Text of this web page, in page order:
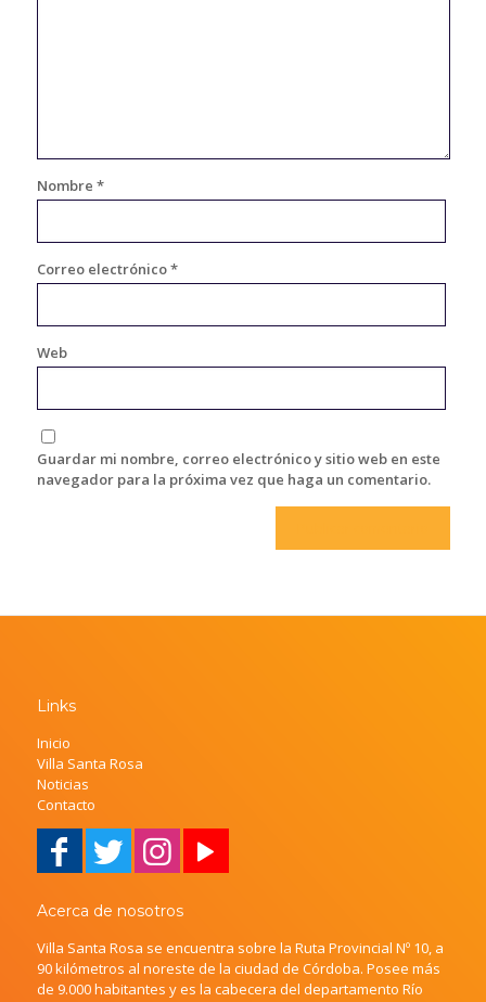
Nombre *
Correo electrónico*
Web
Guardar mi nombre, correo electrónico y sitio web en este
navegador para la próxima vez que haga un comentario.
Links
Inicio
Villa Santa Rosa
Noticias
Contacto
Acerca de nosotros
Villa Santa Rosa se encuentra sobre la Ruta Provincial Nº 10, a
90 kilómetros al noreste de la ciudad de Córdoba. Posee más
de 9.000 habitantes y es la cabecera del departamento Río